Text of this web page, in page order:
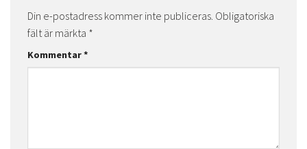
Din e-postadress kommer inte publiceras. Obligatoriska
fält är märkta *
Kommentar*